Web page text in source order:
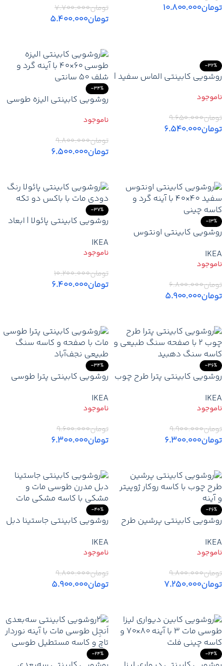
تومان۱۰.۸۰۰.۰۰۰ تومان۷.۷۰۰.۰۰۰
تومان۵.۴۰۰.۰۰۰
-32%
روشویی کابینتی الماس سفید |
رزین با آینه گرد ۶۰ | PVC ضد آب
تومان۹.۶۵۰.۰۰۰
تومان۶.۵۴۰.۰۰۰
-34%
روشویی کابینتی الیزه طوسی
تومان۹.۸۰۰.۰۰۰
تومان۶.۵۰۰.۰۰۰
-13%
روشویی کابینتی اونتوس
ضد آب و سفارشی
IKEA
تومان۶.۸۰۰.۰۰۰
تومان۵.۹۰۰.۰۰۰
-37%
روشویی کابینتی پائولا | ابعاد
IKEA
تومان۱۰.۲۰۰.۰۰۰
تومان۶.۴۰۰.۰۰۰
-36%
روشویی کابینتی پترا طرح چوب
IKEA
تومان۹.۹۰۰.۰۰۰
تومان۶.۳۰۰.۰۰۰
-34%
روشویی کابینتی پترا طوسی
سنگ نجف‌آباد
IKEA
تومان۹.۶۰۰.۰۰۰
تومان۶.۳۰۰.۰۰۰
-26%
روشویی کابینتی پرشین طرح
کاسه روکار ژوپیتر قیمت/خرید
IKEA
تومان۹.۸۰۰.۰۰۰
تومان۷.۲۵۰.۰۰۰
-40%
روشویی کابینتی جاستینا دبل
خرید از تولید کننده
IKEA
تومان۹.۸۰۰.۰۰۰
تومان۵.۹۰۰.۰۰۰
-24%
-24%